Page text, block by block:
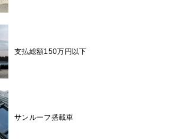
支払総額150万円以下
サンルーフ搭載車